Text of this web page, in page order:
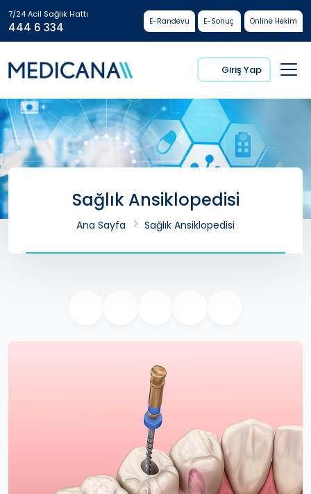
7/24 Acil Sağlık Hattı
444 6 334 E-Randevu E-Sonuç Online Hekim
Giriş Yap
Sağlık Ansiklopedisi
Ana Sayfa Sağlık Ansiklopedisi